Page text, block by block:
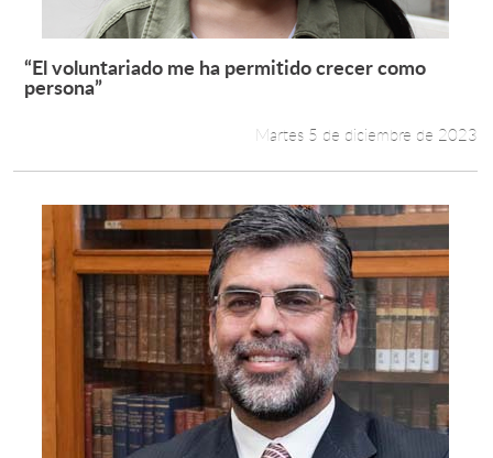
Leer más +
“El voluntariado me ha permitido crecer como
persona”
Martes 5 de diciembre de 2023